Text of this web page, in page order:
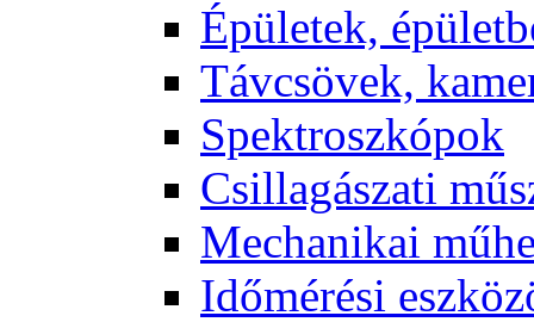
Épü­le­tek,
Táv­csö­vek,
Spekt­rosz­kó­pok
Csil­la­gá­sza­ti
Me­cha­ni­kai
Idő­mé­ré­si